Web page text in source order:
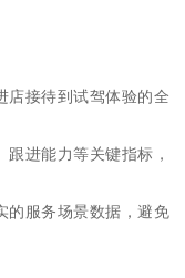
店接待到试驾体验的全
进能力等关键指标，
的服务场景数据，避免